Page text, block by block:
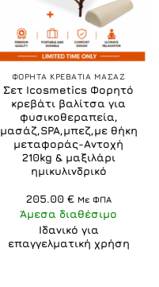
ΦΟΡΗΤΑ ΚΡΕΒΑΤΙΑ ΜΑΣΑΖ
Σετ Icosmetics Φορητό
κρεβάτι βαλίτσα για
φυσικοθεραπεία,
μασάζ,SPA,μπεζ,με θήκη
μεταφοράς-Αντοχή
210kg & μαξιλάρι
ημικυλινδρικό
205.00 € Με ΦΠΑ
Άμεσα διαθέσιμο
Ιδανικό για
επαγγελματική χρήση